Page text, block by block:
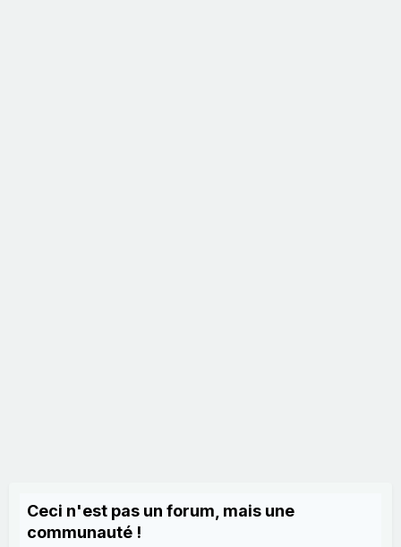
Ceci n'est pas un forum, mais une
communauté !